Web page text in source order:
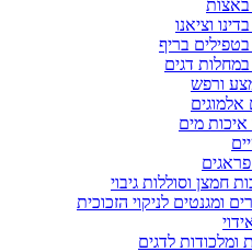
באצות
וציאנו
בטפילים בריף
במחלות דגים
מצע ורפש
אלמוגים
איכות מים
חמצן וסוללות גיבוי
ומגנטים לניקוי הזכוכית
ומלכודות לדגים